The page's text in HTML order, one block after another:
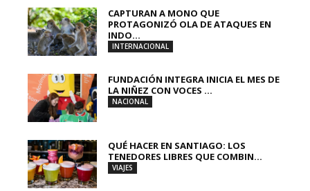
CAPTURAN A MONO QUE
PROTAGONIZÓ OLA DE ATAQUES EN
INDO...
INTERNACIONAL
FUNDACIÓN INTEGRA INICIA EL MES DE
LA NIÑEZ CON VOCES ...
NACIONAL
QUÉ HACER EN SANTIAGO: LOS
TENEDORES LIBRES QUE COMBIN...
VIAJES